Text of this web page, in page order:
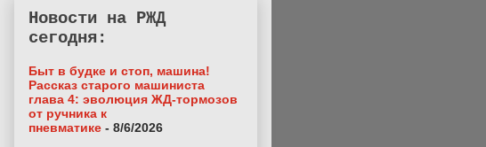
Новости на РЖД
сегодня:
Быт в будке и стоп, машина!
Рассказ старого машиниста
глава 4: эволюция ЖД-тормозов
от ручника к
пневматике - 8/6/2026